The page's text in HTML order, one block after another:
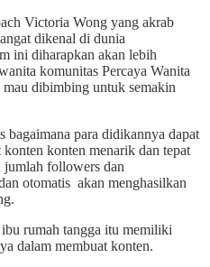
Victoria Wong yang akrab
dikenal di dunia
ini diharapkan akan lebih
komunitas Percaya Wanita
dibimbing untuk semakin
para didikannya dapat
konten menarik dan tepat
jumlah followers dan
otomatis akan menghasilkan
rumah tangga itu memiliki
dalam membuat konten.